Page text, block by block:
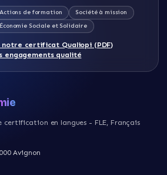
de formation
Société à mission
Économie Sociale et Solidaire
notre certificat Qualiopi (PDF)
engagements qualité
en langues - FLE, Français
Avignon